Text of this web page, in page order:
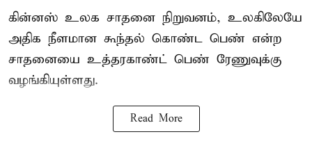
கின்னஸ் உலக சாதனை நிறுவனம், உலகிலேயே
அதிக நீளமான கூந்தல் கொண்ட பெண் என்ற
சாதனையை உத்தரகாண்ட் பெண் ரேணுவுக்கு
வழங்கியுள்ளது.
Read More